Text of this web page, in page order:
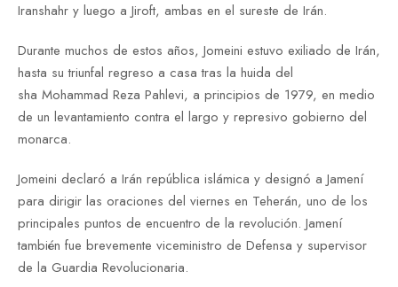
Iranshahr y luego a Jiroft, ambas en el sureste de Irán.
Durante muchos de estos años, Jomeini estuvo exiliado de Irán,
hasta su triunfal regreso a casa tras la huida del
sha Mohammad Reza Pahlevi, a principios de 1979, en medio
de un levantamiento contra el largo y represivo gobierno del
monarca.
Jomeini declaró a Irán república islámica y designó a Jamení
para dirigir las oraciones del viernes en Teherán, uno de los
principales puntos de encuentro de la revolución. Jamení
también fue brevemente viceministro de Defensa y supervisor
de la Guardia Revolucionaria.